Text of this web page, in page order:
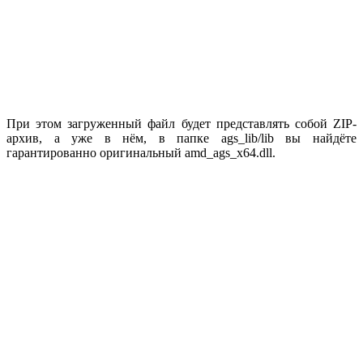
При этом загруженный файл будет представлять собой ZIP-
архив, а уже в нём, в папке ags_lib/lib вы найдёте
гарантированно оригинальный amd_ags_x64.dll.